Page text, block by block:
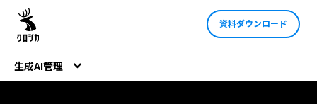
資料ダウンロード
生成AI管理